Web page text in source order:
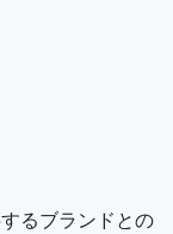
るブランドとの